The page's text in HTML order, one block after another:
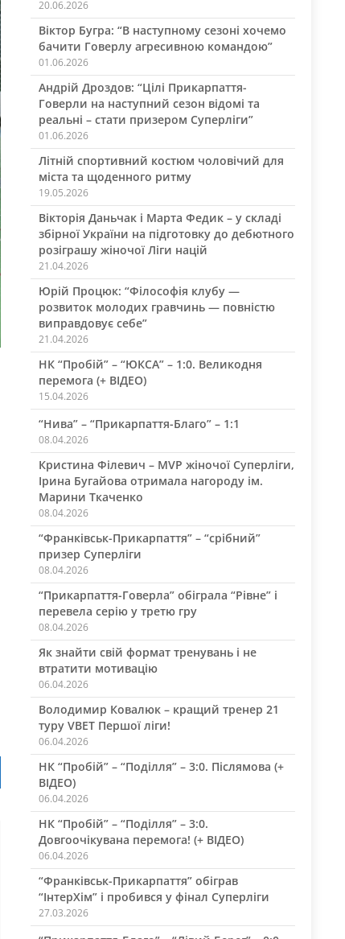
20.06.2026
Віктор Бугра: “В наступному сезоні хочемо
бачити Говерлу агресивною командою”
01.06.2026
Андрій Дроздов: “Цілі Прикарпаття-
Говерли на наступний сезон відомі та
реальні – стати призером Суперліги”
01.06.2026
Літній спортивний костюм чоловічий для
міста та щоденного ритму
19.05.2026
Вікторія Даньчак і Марта Федик – у складі
збірної України на підготовку до дебютного
розіграшу жіночої Ліги націй
21.04.2026
Юрій Процюк: “Філософія клубу —
розвиток молодих гравчинь — повністю
виправдовує себе”
21.04.2026
НК “Пробій” – “ЮКСА” – 1:0. Великодня
перемога (+ ВІДЕО)
15.04.2026
“Нива” – “Прикарпаття-Благо” – 1:1
08.04.2026
Кристина Філевич – MVP жіночої Суперліги,
Ірина Бугайова отримала нагороду ім.
Марини Ткаченко
08.04.2026
“Франківськ-Прикарпаття” – “срібний”
призер Суперліги
08.04.2026
“Прикарпаття-Говерла” обіграла “Рівне” і
перевела серію у третю гру
08.04.2026
Як знайти свій формат тренувань і не
втратити мотивацію
06.04.2026
Володимир Ковалюк – кращий тренер 21
туру VBET Першої ліги!
06.04.2026
НК “Пробій” – “Поділля” – 3:0. Післямова (+
ВІДЕО)
06.04.2026
НК “Пробій” – “Поділля” – 3:0.
Довгоочікувана перемога! (+ ВІДЕО)
06.04.2026
“Франківськ-Прикарпаття” обіграв
“ІнтерХім” і пробився у фінал Суперліги
27.03.2026